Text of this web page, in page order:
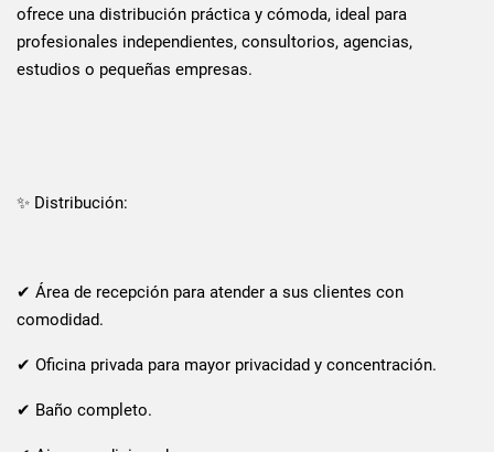
ofrece una distribución práctica y cómoda, ideal para
profesionales independientes, consultorios, agencias,
estudios o pequeñas empresas.
✨ Distribución:
✔ Área de recepción para atender a sus clientes con
comodidad.
✔ Oficina privada para mayor privacidad y concentración.
✔ Baño completo.